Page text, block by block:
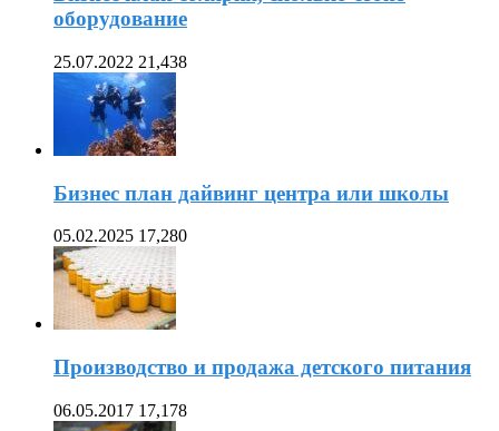
оборудование
25.07.2022 21,438
Бизнес план дайвинг центра или школы
05.02.2025 17,280
Производство и продажа детского питания
06.05.2017 17,178